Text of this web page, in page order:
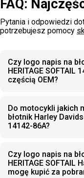
FAQ:
Pytania i odpowiedzi
potrzebujesz pomocy
Czy logo napis na
HERITAGE SOFTAIL
częścią OEM?
Do motocykli jakich
błotnik Harley
14142-86A?
Czy logo napis na
HERITAGE SOFTAIL
mogę kupić za